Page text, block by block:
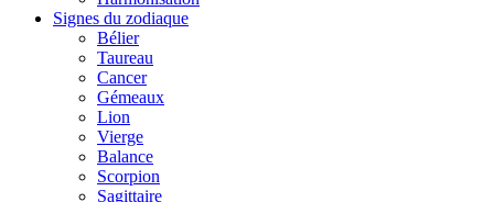
Signes du zodiaque
Bélier
Taureau
Cancer
Gémeaux
Lion
Vierge
Balance
Scorpion
Sagittaire